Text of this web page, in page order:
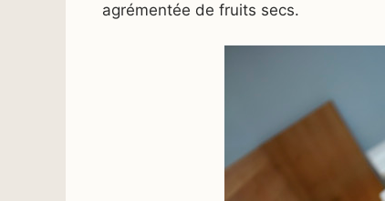
agrémentée de fruits secs.